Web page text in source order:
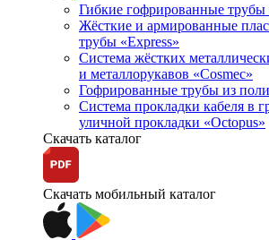
Гибкие гофрированные трубы
Жёсткие и армированные
трубы «Express»
Система жёстких
и металлорукавов «Cosmec»
Гофрированные трубы из
Система прокладки кабеля в
уличной прокладки «Octopus»
Скачать каталог
Скачать мобильный каталог